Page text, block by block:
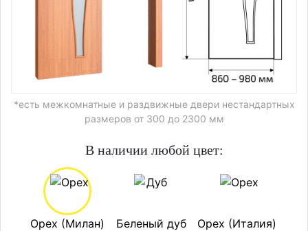
*есть межкомнатные и раздвижные двери нестандартных
размеров от 300 до 2300 мм
В наличии любой цвет:
Орех (Милан) Беленый дуб Орех (Италия)